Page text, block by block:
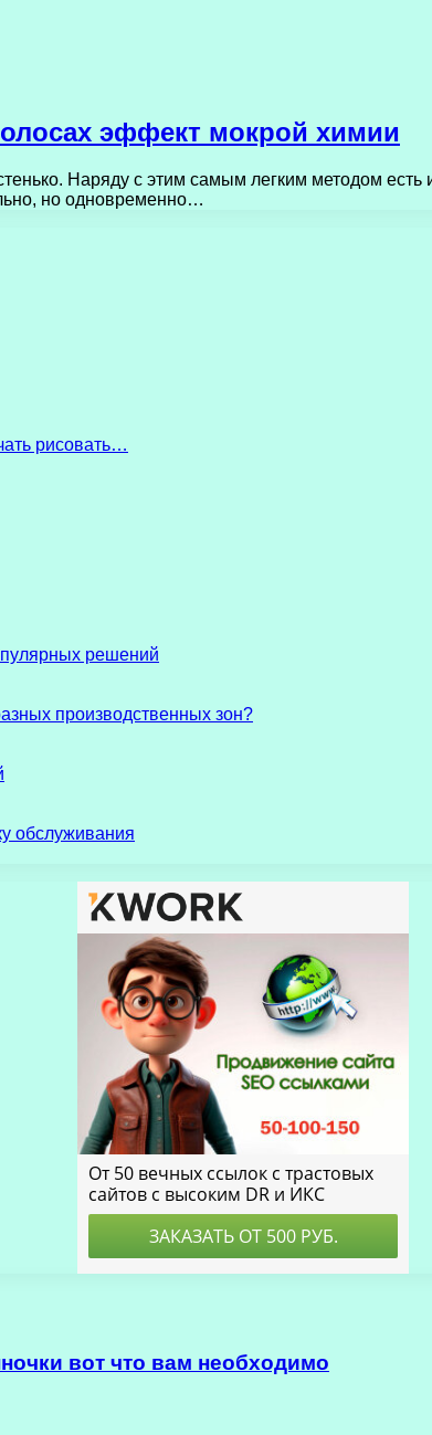
эффект мокрой химии
Наряду с этим самым легким методом
но одновременно…
рисовать…
решений
производственных зон?
обслуживания
вот что вам необходимо